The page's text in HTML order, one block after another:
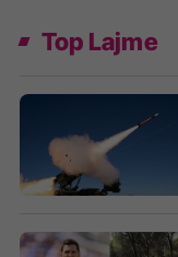
Top Lajme